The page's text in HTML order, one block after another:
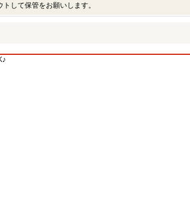
して保管をお願いします。